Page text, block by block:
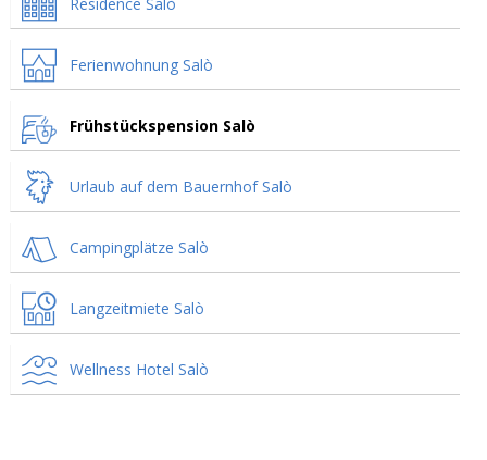
Ferienwohnung Salò
Frühstückspension Salò
Urlaub auf dem Bauernhof Salò
Campingplätze Salò
Langzeitmiete Salò
Wellness Hotel Salò